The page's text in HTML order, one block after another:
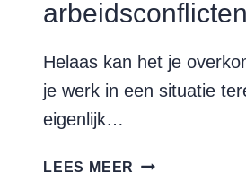
arbeidsconflicten
Helaas kan het je
je werk in een situatie
eigenlijk…
LEES MEER DE